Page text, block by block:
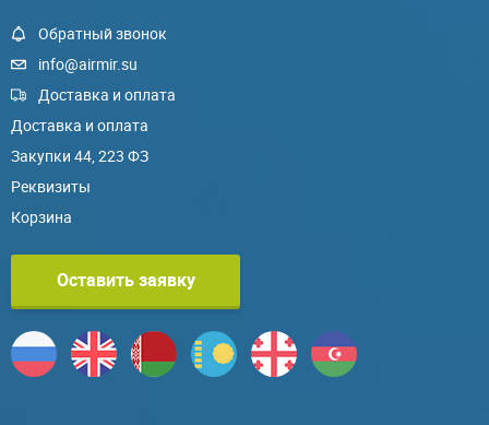
Обратный звонок
info@airmir.su
Доставка и оплата
Доставка и оплата
Закупки 44, 223 ФЗ
Реквизиты
Корзина
Оставить заявку